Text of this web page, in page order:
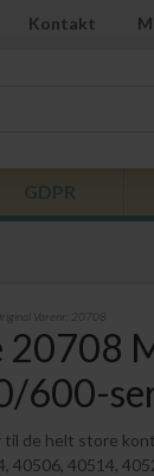
Kontakt
GDPR
Varenr:
20708
600-
de helt store
40506, 40514,